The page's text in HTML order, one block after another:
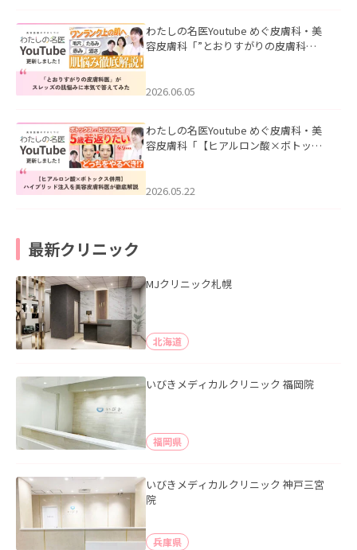
わたしの名医Youtube めぐ皮膚科・美
容皮膚科「”とおりすがりの皮膚科
2026.06.05
わたしの名医Youtube めぐ皮膚科・美
容皮膚科「【ヒアルロン酸×ボトック
た。
2026.05.22
最新クリニック
MJクリニック札幌
北海道
いびきメディカルクリニック 福岡院
福岡県
いびきメディカルクリニック 神戸三宮
院
兵庫県